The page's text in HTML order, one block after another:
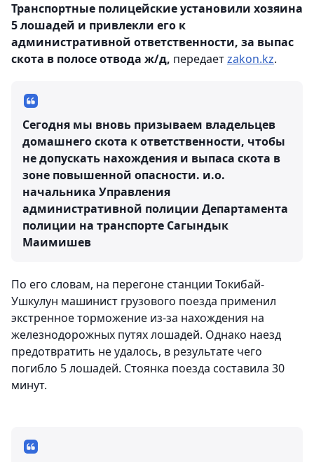
Транспортные полицейские установили хозяина
5 лошадей и привлекли его к
административной ответственности, за выпас
скота в полосе отвода ж/д, передаетzakon.kz.
Сегодня мы вновь призываем владельцев
домашнего скота к ответственности, чтобы
не допускать нахождения и выпаса скота в
зоне повышенной опасности. и.о.
начальника Управления
административной полиции Департамента
полиции на транспорте Сагындык
Маимишев
По его словам, на перегоне станции Токибай-
Ушкулун машинист грузового поезда применил
экстренное торможение из-за нахождения на
железнодорожных путях лошадей. Однако наезд
предотвратить не удалось, в результате чего
погибло 5 лошадей. Стоянка поезда составила 30
минут.